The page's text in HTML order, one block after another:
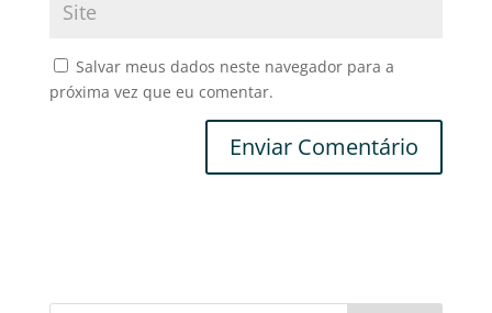
Salvar meus dados neste navegador para a
próxima vez que eu comentar.